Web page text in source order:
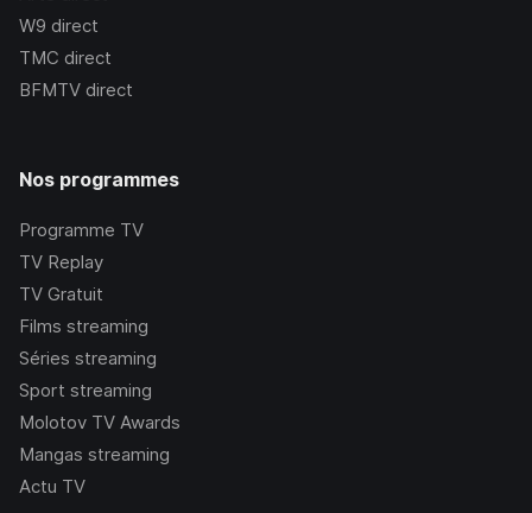
W9 direct
TMC direct
BFMTV direct
Nos programmes
Programme TV
TV Replay
TV Gratuit
Films streaming
Séries streaming
Sport streaming
Molotov TV Awards
Mangas streaming
Actu TV